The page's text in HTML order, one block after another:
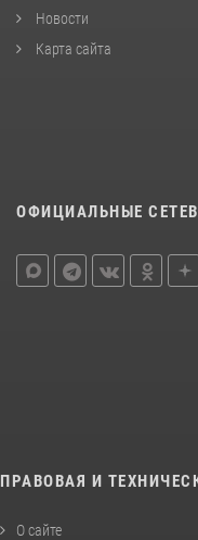
Новости
Карта сайта
ОФИЦИАЛЬНЫЕ
ПРАВОВАЯ И
О сайте